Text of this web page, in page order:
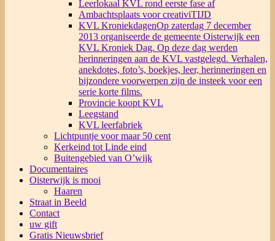
Leerlokaal KVL rond eerste fase af
Ambachtsplaats voor creativiTIJD
KVL KroniekdagenOp zaterdag 7 december
2013 organiseerde de gemeente Oisterwijk een
KVL Kroniek Dag. Op deze dag werden
herinneringen aan de KVL vastgelegd. Verhalen,
anekdotes, foto’s, boekjes, leer, herinneringen en
bijzondere voorwerpen zijn de insteek voor een
serie korte films.
Provincie koopt KVL
Leegstand
KVL leerfabriek
Lichtpuntje voor maar 50 cent
Kerkeind tot Linde eind
Buitengebied van O’wijk
Documentaires
Oisterwijk is mooi
Haaren
Straat in Beeld
Contact
uw gift
Gratis Nieuwsbrief